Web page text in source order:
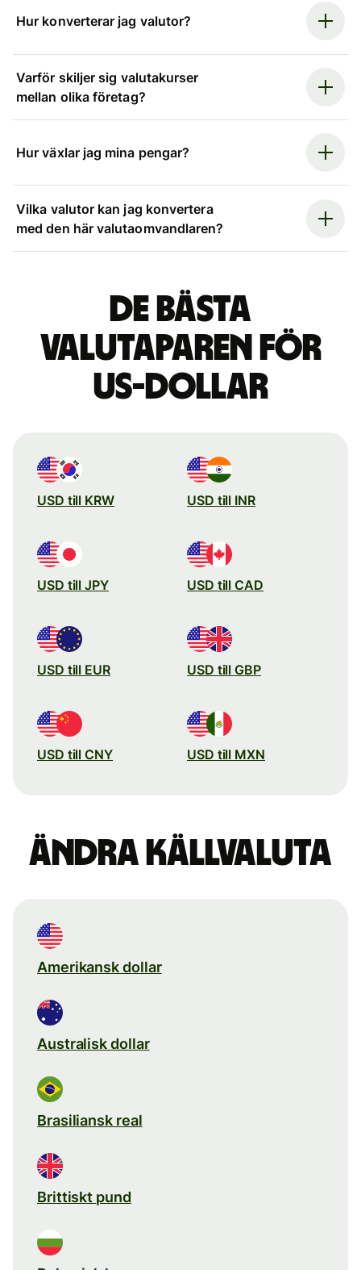
Hur konverterar jag valutor?
Varför skiljer sig valutakurser
mellan olika företag?
Hur växlar jag mina pengar?
Vilka valutor kan jag konvertera
med den här valutaomvandlaren?
De bästa
valutaparen för
US-dollar
USD till KRW USD till INR
USD till JPY USD till CAD
USD till EUR USD till GBP
USD till CNY USD till MXN
Ändra källvaluta
Amerikansk dollar
Australisk dollar
Brasiliansk real
Brittiskt pund